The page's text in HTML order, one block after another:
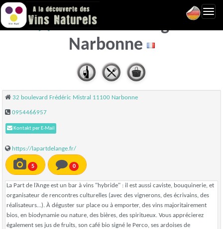
La Part de l'Ange -
Narbonne
32 boulevard Frédéric Mistral 11100 Narbonne
0954466957
Kontakt per E-Mail
https://lapartdelange.fr/
5 0
La Part de l’Ange est un bar à vins "hybride" : il est aussi caviste, bouquinerie, et
organisateur de rencontres culturelles (avec des vignerons, des écrivains, des
réalisateurs…). À déguster sur place ou à emporter, des vins majoritairement
bios, en biodynamie ou nature, des bières, des spiritueux. Vous apprécierez
également ses jus de fruits, son café bio signé le Perco, ses ardoises de